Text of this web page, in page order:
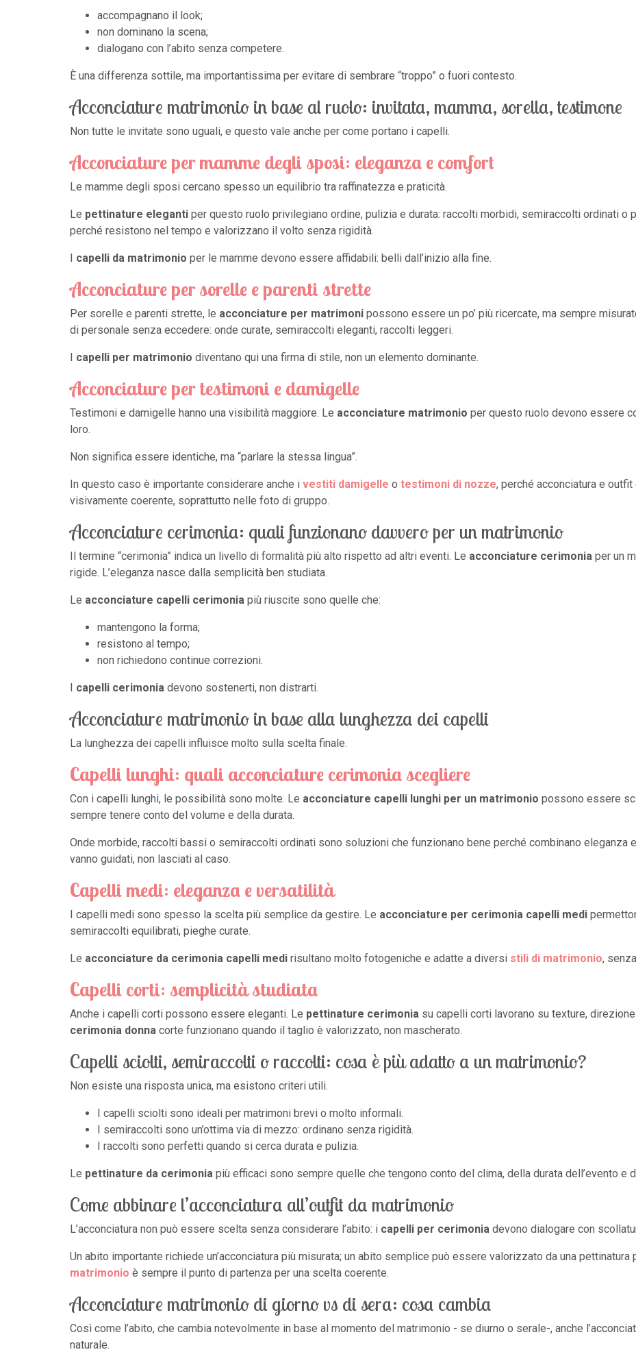
accompagnano il look;
non dominano la scena;
dialogano con l’abito senza competere.
È una differenza sottile, ma importantissima per evitare di sembrare “troppo” o fuori contesto.
Acconciature matrimonio in base al ruolo: invitata, mamma, sorella, testimone
Non tutte le invitate sono uguali, e questo vale anche per come portano i capelli.
Acconciature per mamme degli sposi: eleganza e comfort
Le mamme degli sposi cercano spesso un equilibrio tra raffinatezza e praticità.
Le pettinature eleganti per questo ruolo privilegiano ordine, pulizia e durata: raccolti morbidi, semiraccolti ordinati o
perché resistono nel tempo e valorizzano il volto senza rigidità.
capelli da matrimonio per le mamme devono essere affidabili: belli dall’inizio alla fine.
Acconciature per sorelle e parenti strette
Per sorelle e parenti strette, le acconciature per matrimoni possono essere un po’ più ricercate, ma sempre
di personale senza eccedere: onde curate, semiraccolti eleganti, raccolti leggeri.
capelli per matrimonio diventano qui una firma di stile, non un elemento dominante.
Acconciature per testimoni e damigelle
Testimoni e damigelle hanno una visibilità maggiore. Le acconciature matrimonio per questo ruolo devono essere
loro.
Non significa essere identiche, ma “parlare la stessa lingua”.
In questo caso è importante considerare anche i vestiti damigelle o testimoni di nozze, perché acconciatura e
visivamente coerente, soprattutto nelle foto di gruppo.
Acconciature cerimonia: quali funzionano davvero per un matrimonio
Il termine “cerimonia” indica un livello di formalità più alto rispetto ad altri eventi. Le acconciature cerimonia per un
rigide. L’eleganza nasce dalla semplicità ben studiata.
Le acconciature capelli cerimonia più riuscite sono quelle che:
mantengono la forma;
resistono al tempo;
non richiedono continue correzioni.
capelli cerimonia devono sostenerti, non distrarti.
Acconciature matrimonio in base alla lunghezza dei capelli
La lunghezza dei capelli influisce molto sulla scelta finale.
Capelli lunghi: quali acconciature cerimonia scegliere
Con i capelli lunghi, le possibilità sono molte. Le acconciature capelli lunghi per un matrimonio possono essere
sempre tenere conto del volume e della durata.
Onde morbide, raccolti bassi o semiraccolti ordinati sono soluzioni che funzionano bene perché combinano eleganza
vanno guidati, non lasciati al caso.
Capelli medi: eleganza e versatilità
I capelli medi sono spesso la scelta più semplice da gestire. Le acconciature per cerimonia capelli medi
semiraccolti equilibrati, pieghe curate.
Le acconciature da cerimonia capelli medi risultano molto fotogeniche e adatte a diversi stili di matrimonio,
Capelli corti: semplicità studiata
Anche i capelli corti possono essere eleganti. Le pettinature cerimonia su capelli corti lavorano su texture,
cerimonia donna corte funzionano quando il taglio è valorizzato, non mascherato.
Capelli sciolti, semiraccolti o raccolti: cosa è più adatto a un matrimonio?
Non esiste una risposta unica, ma esistono criteri utili.
I capelli sciolti sono ideali per matrimoni brevi o molto informali.
I semiraccolti sono un’ottima via di mezzo: ordinano senza rigidità.
I raccolti sono perfetti quando si cerca durata e pulizia.
Le pettinature da cerimonia più efficaci sono sempre quelle che tengono conto del clima, della durata dell’evento e
Come abbinare l’acconciatura all’outfit da matrimonio
L’acconciatura non può essere scelta senza considerare l’abito: i capelli per cerimonia devono dialogare con
Un abito importante richiede un’acconciatura più misurata; un abito semplice può essere valorizzato da una pettinatura
matrimonio è sempre il punto di partenza per una scelta coerente.
Acconciature matrimonio di giorno vs di sera: cosa cambia
Così come l’abito, che cambia notevolmente in base al momento del matrimonio - se diurno o serale-, anche
naturale.